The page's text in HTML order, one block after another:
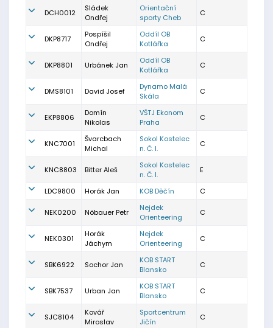
DCH0012
Sládek
Ondřej
Orientační
sporty Cheb
C
DKP8717
Pospíšil
Ondřej
Oddíl OB
Kotlářka
C
DKP8801 Urbánek Jan
Oddíl OB
Kotlářka
C
DMS8101 David Josef
Dynamo Malá
Skála
C
EKP8806
Domín
Nikolas
VŠTJ Ekonom
Praha
C
KNC7001
Švarcbach
Michal
Sokol Kostelec
n. Č. l.
C
KNC8803 Bitter Aleš
Sokol Kostelec
n. Č. l.
E
LDC9800 Horák Jan KOB Děčín C
NEK0200 Nöbauer Petr
Nejdek
Orienteering
C
NEK0301
Horák
Jáchym
Nejdek
Orienteering
C
SBK6922 Sochor Jan
KOB START
Blansko
C
SBK7537 Urban Jan
KOB START
Blansko
C
SJC8104
Kovář
Miroslav
Sportcentrum
Jičín
C